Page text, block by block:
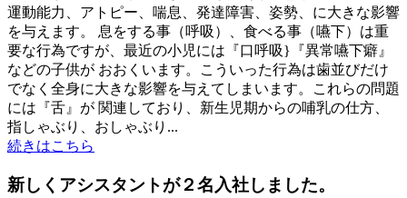
運動能力、アトピー、喘息、発達障害、姿勢、に大きな影響
を与えます。 息をする事（呼吸）、食べる事（嚥下）は重
要な行為ですが、最近の小児には『口呼吸}『異常嚥下癖』
などの子供が おおくいます。こういった行為は歯並びだけ
でなく全身に大きな影響を与えてしまいます。これらの問題
には『舌』が 関連しており、新生児期からの哺乳の仕方、
指しゃぶり、おしゃぶり...
続きはこちら
新しくアシスタントが２名入社しました。